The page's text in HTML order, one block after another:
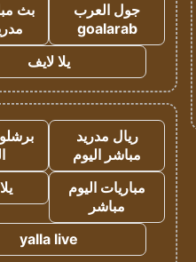
جول العرب
goalarab
بث
يلا لايف
ريال مدريد
مباشر اليوم
مباريات اليوم
مباشر
yalla live